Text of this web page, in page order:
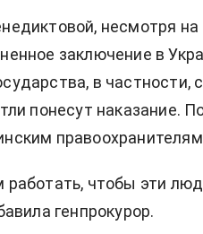
несмотря
заключение в
в частности,
понесут наказание.
чтобы эти
генпрокурор.